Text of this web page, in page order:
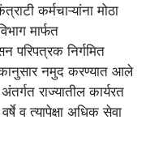
कर्मचाऱ्यांना मोठा
मार्फत
परिपत्रक निर्गमित
नमुद करण्यात आले
राज्यातील कार्यरत
व त्यापेक्षा अधिक सेवा